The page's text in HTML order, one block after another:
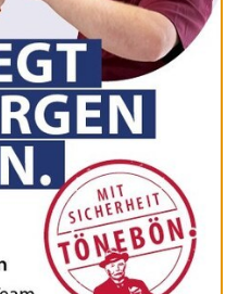
05.06.2024
Seehof liegen hinter
waren ein voller Erfolg.
lecker. Vielen Dank an das
Bewirtung!